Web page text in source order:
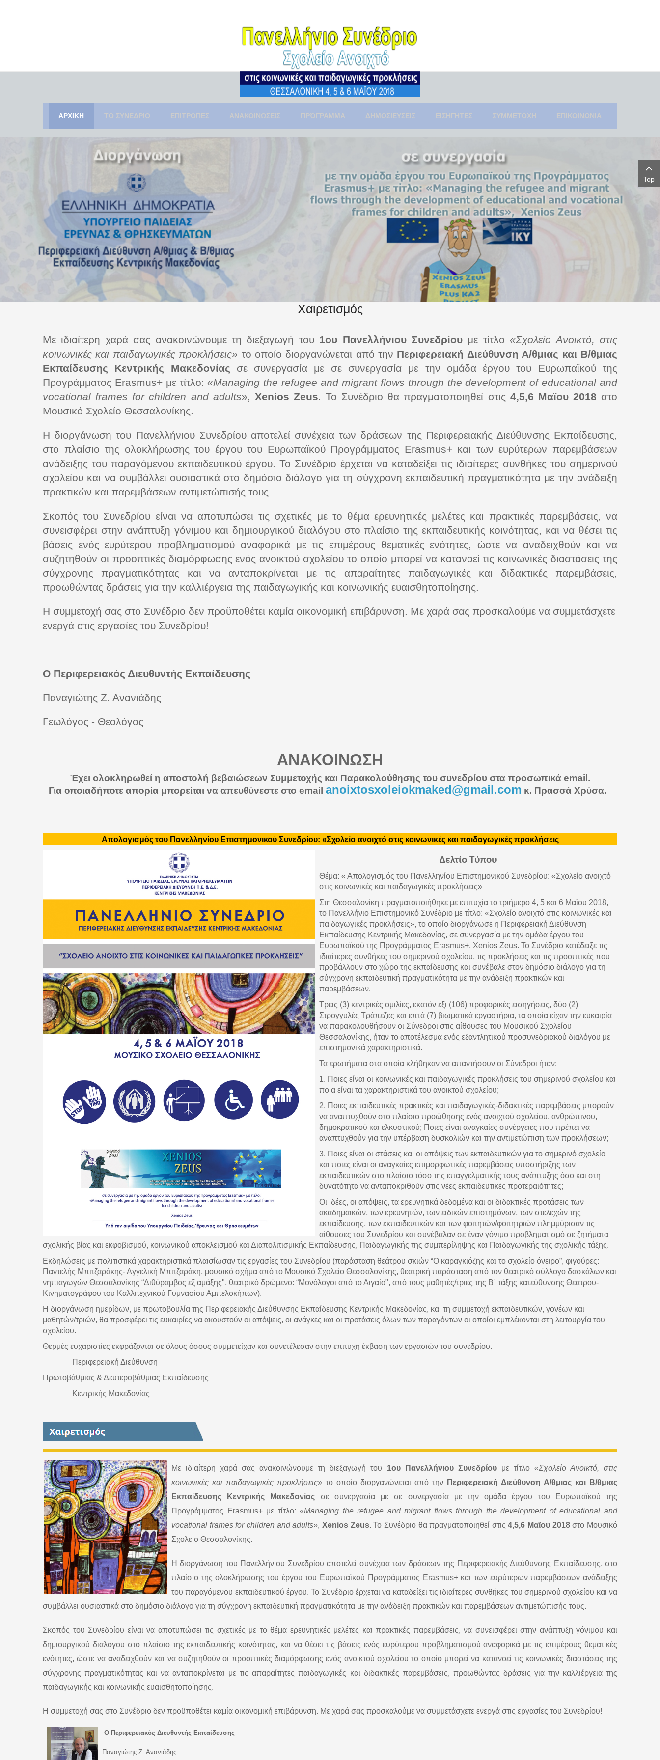
ΑΡΧΙΚΗ ΤΟ ΣΥΝΕΔΡΙΟ ΕΠΙΤΡΟΠΕΣ ΑΝΑΚΟΙΝΩΣΕΙΣ ΠΡΌΓΡΑΜΜΑ ΔΗΜΟΣΙΕΥΣΕΙΣ ΕΙΣΗΓΗΤΕΣ ΣΥΜΜΕΤΟΧΗ ΕΠΙΚΟΙΝΩΝΙΑ
Χαιρετισμός
Με ιδιαίτερη χαρά σας ανακοινώνουμε τη διεξαγωγή του 1ου Πανελλήνιου Συνεδρίου με τίτλο «Σχολείο Ανοικτό, στις
κοινωνικές και παιδαγωγικές προκλήσεις» το οποίο διοργανώνεται από την Περιφερειακή Διεύθυνση Α/θμιας και Β/θμιας
Εκπαίδευσης Κεντρικής Μακεδονίας σε συνεργασία με σε συνεργασία με την ομάδα έργου του Ευρωπαϊκού της
Προγράμματος Erasmus+ με τίτλο: «Managing the refugee and migrant flows through the development of educational and
vocational frames for children and adults», Xenios Zeus. Το Συνέδριο θα πραγματοποιηθεί στις 4,5,6 Μαϊου 2018 στο
Μουσικό Σχολείο Θεσσαλονίκης.
Η διοργάνωση του Πανελλήνιου Συνεδρίου αποτελεί συνέχεια των δράσεων της Περιφερειακής Διεύθυνσης Εκπαίδευσης,
στο πλαίσιο της ολοκλήρωσης του έργου του Ευρωπαϊκού Προγράμματος Erasmus+ και των ευρύτερων παρεμβάσεων
ανάδειξης του παραγόμενου εκπαιδευτικού έργου. Το Συνέδριο έρχεται να καταδείξει τις ιδιαίτερες συνθήκες του σημερινού
σχολείου και να συμβάλλει ουσιαστικά στο δημόσιο διάλογο για τη σύγχρονη εκπαιδευτική πραγματικότητα με την ανάδειξη
πρακτικών και παρεμβάσεων αντιμετώπισής τους.
Σκοπός του Συνεδρίου είναι να αποτυπώσει τις σχετικές με το θέμα ερευνητικές μελέτες και πρακτικές παρεμβάσεις, να
συνεισφέρει στην ανάπτυξη γόνιμου και δημιουργικού διαλόγου στο πλαίσιο της εκπαιδευτικής κοινότητας, και να θέσει τις
βάσεις ενός ευρύτερου προβληματισμού αναφορικά με τις επιμέρους θεματικές ενότητες, ώστε να αναδειχθούν και να
συζητηθούν οι προοπτικές διαμόρφωσης ενός ανοικτού σχολείου το οποίο μπορεί να κατανοεί τις κοινωνικές διαστάσεις της
σύγχρονης πραγματικότητας και να ανταποκρίνεται με τις απαραίτητες παιδαγωγικές και διδακτικές παρεμβάσεις,
προωθώντας δράσεις για την καλλιέργεια της παιδαγωγικής και κοινωνικής ευαισθητοποίησης.
Η συμμετοχή σας στο Συνέδριο δεν προϋποθέτει καμία οικονομική επιβάρυνση. Με χαρά σας προσκαλούμε να συμμετάσχετε
ενεργά στις εργασίες του Συνεδρίου!
Ο Περιφερειακός Διευθυντής Εκπαίδευσης
Παναγιώτης Ζ. Ανανιάδης
Γεωλόγος - Θεολόγος
ΑΝΑΚΟΙΝΩΣΗ
Έχει ολοκληρωθεί η αποστολή βεβαιώσεων Συμμετοχής και Παρακολούθησης του συνεδρίου στα προσωπικά email.
Για οποιαδήποτε απορία μπορείται να απευθύνεστε στο email anoixtosxoleiokmaked@gmail.com κ. Πρασσά Χρύσα.
Απολογισμός του Πανελληνίου Επιστημονικού Συνεδρίου: «Σχολείο ανοιχτό στις κοινωνικές και παιδαγωγικές προκλήσεις
Δελτίο Τύπου
Θέμα: « Απολογισμός του Πανελληνίου Επιστημονικού Συνεδρίου: «Σχολείο ανοιχτό
στις κοινωνικές και παιδαγωγικές προκλήσεις»
Στη Θεσσαλονίκη πραγματοποιήθηκε με επιτυχία το τριήμερο 4, 5 και 6 Μαΐου 2018,
το Πανελλήνιο Επιστημονικό Συνέδριο με τίτλο: «Σχολείο ανοιχτό στις κοινωνικές και
παιδαγωγικές προκλήσεις», το οποίο διοργάνωσε η Περιφερειακή Διεύθυνση
Εκπαίδευσης Κεντρικής Μακεδονίας, σε συνεργασία με την ομάδα έργου του
Ευρωπαϊκού της Προγράμματος Erasmus+, Xenios Zeus. Το Συνέδριο κατέδειξε τις
ιδιαίτερες συνθήκες του σημερινού σχολείου, τις προκλήσεις και τις προοπτικές που
προβάλλουν στο χώρο της εκπαίδευσης και συνέβαλε στον δημόσιο διάλογο για τη
σύγχρονη εκπαιδευτική πραγματικότητα με την ανάδειξη πρακτικών και
παρεμβάσεων.
Τρεις (3) κεντρικές ομιλίες, εκατόν έξι (106) προφορικές εισηγήσεις, δύο (2)
Στρογγυλές Τράπεζες και επτά (7) βιωματικά εργαστήρια, τα οποία είχαν την ευκαιρία
να παρακολουθήσουν οι Σύνεδροι στις αίθουσες του Μουσικού Σχολείου
Θεσσαλονίκης, ήταν το αποτέλεσμα ενός εξαντλητικού προσυνεδριακού διαλόγου με
επιστημονικά χαρακτηριστικά.
Τα ερωτήματα στα οποία κλήθηκαν να απαντήσουν οι Σύνεδροι ήταν:
1. Ποιες είναι οι κοινωνικές και παιδαγωγικές προκλήσεις του σημερινού σχολείου και
ποια είναι τα χαρακτηριστικά του ανοικτού σχολείου;
2. Ποιες εκπαιδευτικές πρακτικές και παιδαγωγικές-διδακτικές παρεμβάσεις μπορούν
να αναπτυχθούν στο πλαίσιο προώθησης ενός ανοιχτού σχολείου, ανθρώπινου,
δημοκρατικού και ελκυστικού; Ποιες είναι αναγκαίες συνέργειες που πρέπει να
αναπτυχθούν για την υπέρβαση δυσκολιών και την αντιμετώπιση των προκλήσεων;
3. Ποιες είναι οι στάσεις και οι απόψεις των εκπαιδευτικών για το σημερινό σχολείο
και ποιες είναι οι αναγκαίες επιμορφωτικές παρεμβάσεις υποστήριξης των
εκπαιδευτικών στο πλαίσιο τόσο της επαγγελματικής τους ανάπτυξης όσο και στη
δυνατότητα να ανταποκριθούν στις νέες εκπαιδευτικές προτεραιότητες;
Οι ιδέες, οι απόψεις, τα ερευνητικά δεδομένα και οι διδακτικές προτάσεις των
ακαδημαϊκών, των ερευνητών, των ειδικών επιστημόνων, των στελεχών της
εκπαίδευσης, των εκπαιδευτικών και των φοιτητών/φοιτητριών πλημμύρισαν τις
αίθουσες του Συνεδρίου και συνέβαλαν σε έναν γόνιμο προβληματισμό σε ζητήματα
σχολικής βίας και εκφοβισμού, κοινωνικού αποκλεισμού και Διαπολιτισμικής Εκπαίδευσης, Παιδαγωγικής της συμπερίληψης και Παιδαγωγικής της σχολικής τάξης.
Εκδηλώσεις με πολιτιστικά χαρακτηριστικά πλαισίωσαν τις εργασίες του Συνεδρίου (παράσταση θεάτρου σκιών “Ο καραγκιόζης και το σχολείο όνειρο”, φιγούρες:
Παντελής Μπιτζαράκης- Αγγελική Μπιτζαράκη, μουσικό σχήμα από το Μουσικό Σχολείο Θεσσαλονίκης, θεατρική παράσταση από τον θεατρικό σύλλογο δασκάλων και
νηπιαγωγών Θεσσαλονίκης “Διθύραμβος εξ αμάξης", θεατρικό δρώμενο: “Μονόλογοι από το Αιγαίο", από τους μαθητές/τριες της Β΄ τάξης κατεύθυνσης Θεάτρου-
Κινηματογράφου του Καλλιτεχνικού Γυμνασίου Αμπελοκήπων).
Η διοργάνωση ημερίδων, με πρωτοβουλία της Περιφερειακής Διεύθυνσης Εκπαίδευσης Κεντρικής Μακεδονίας, και τη συμμετοχή εκπαιδευτικών, γονέων και
μαθητών/τριών, θα προσφέρει τις ευκαιρίες να ακουστούν οι απόψεις, οι ανάγκες και οι προτάσεις όλων των παραγόντων οι οποίοι εμπλέκονται στη λειτουργία του
σχολείου.
Θερμές ευχαριστίες εκφράζονται σε όλους όσους συμμετείχαν και συνετέλεσαν στην επιτυχή έκβαση των εργασιών του συνεδρίου.
Περιφερειακή Διεύθυνση
Πρωτοβάθμιας & Δευτεροβάθμιας Εκπαίδευσης
Κεντρικής Μακεδονίας
Με ιδιαίτερη χαρά σας ανακοινώνουμε τη διεξαγωγή του 1ου Πανελλήνιου Συνεδρίου με τίτλο «Σχολείο Ανοικτό, στις
κοινωνικές και παιδαγωγικές προκλήσεις» το οποίο διοργανώνεται από την Περιφερειακή Διεύθυνση Α/θμιας και Β/θμιας
Εκπαίδευσης Κεντρικής Μακεδονίας σε συνεργασία με σε συνεργασία με την ομάδα έργου του Ευρωπαϊκού της
Προγράμματος Erasmus+ με τίτλο: «Managing the refugee and migrant flows through the development of educational and
vocational frames for children and adults», Xenios Zeus. Το Συνέδριο θα πραγματοποιηθεί στις4,5,6 Μαϊου 2018στο Μουσικό
Σχολείο Θεσσαλονίκης.
Η διοργάνωση του Πανελλήνιου Συνεδρίου αποτελεί συνέχεια των δράσεων της Περιφερειακής Διεύθυνσης Εκπαίδευσης, στο
πλαίσιο της ολοκλήρωσης του έργου του Ευρωπαϊκού Προγράμματος Erasmus+ και των ευρύτερων παρεμβάσεων ανάδειξης
του παραγόμενου εκπαιδευτικού έργου. Το Συνέδριο έρχεται να καταδείξει τις ιδιαίτερες συνθήκες του σημερινού σχολείου και να
συμβάλλει ουσιαστικά στο δημόσιο διάλογο για τη σύγχρονη εκπαιδευτική πραγματικότητα με την ανάδειξη πρακτικών και παρεμβάσεων αντιμετώπισής τους.
Σκοπός του Συνεδρίου είναι να αποτυπώσει τις σχετικές με το θέμα ερευνητικές μελέτες και πρακτικές παρεμβάσεις, να συνεισφέρει στην ανάπτυξη γόνιμου και
δημιουργικού διαλόγου στο πλαίσιο της εκπαιδευτικής κοινότητας, και να θέσει τις βάσεις ενός ευρύτερου προβληματισμού αναφορικά με τις επιμέρους θεματικές
ενότητες, ώστε να αναδειχθούν και να συζητηθούν οι προοπτικές διαμόρφωσης ενός ανοικτού σχολείου το οποίο μπορεί να κατανοεί τις κοινωνικές διαστάσεις της
σύγχρονης πραγματικότητας και να ανταποκρίνεται με τις απαραίτητες παιδαγωγικές και διδακτικές παρεμβάσεις, προωθώντας δράσεις για την καλλιέργεια της
παιδαγωγικής και κοινωνικής ευαισθητοποίησης.
Η συμμετοχή σας στο Συνέδριο δεν προϋποθέτει καμία οικονομική επιβάρυνση. Με χαρά σας προσκαλούμε να συμμετάσχετε ενεργά στις εργασίες του Συνεδρίου!
Ο Περιφερειακός Διευθυντής Εκπαίδευσης
Παναγιώτης Ζ. Ανανιάδης
Top